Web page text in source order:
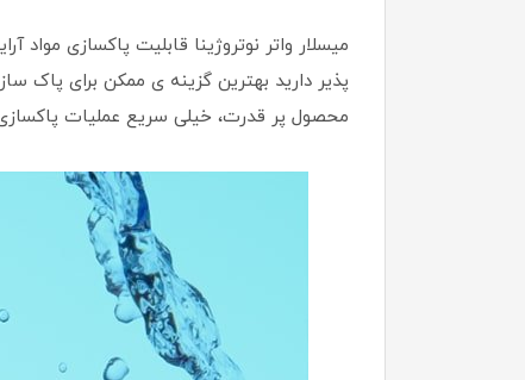
میسلار واتر نوتروژینا قابلیت پاکسازی
پذیر دارید بهترین گزینه ی ممکن برای پاک
محصول پر قدرت، خیلی سریع عملیات